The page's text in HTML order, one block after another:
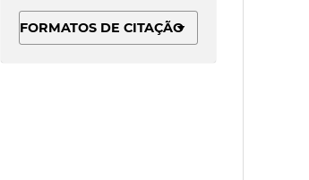
FORMATOS DE CITAÇÃO